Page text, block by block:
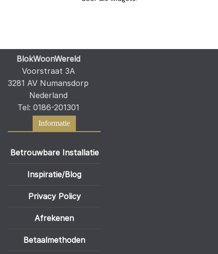
BlokWoonWereld
Voorstraat 3A
3281 AV Numansdorp
Nederland
Tel: 0186-201301
Informatie
Betrouwbare Installatie
Inspiratie/Blog
Privacy Policy
Afrekenen
Betaalmethoden